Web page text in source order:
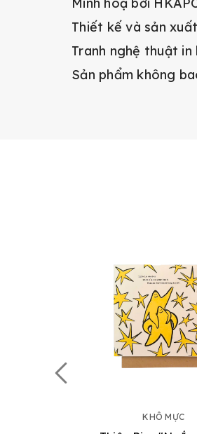
Thiết kế và sản
Tranh nghệ thuật
Sản phẩm không
KHÔ MỰC